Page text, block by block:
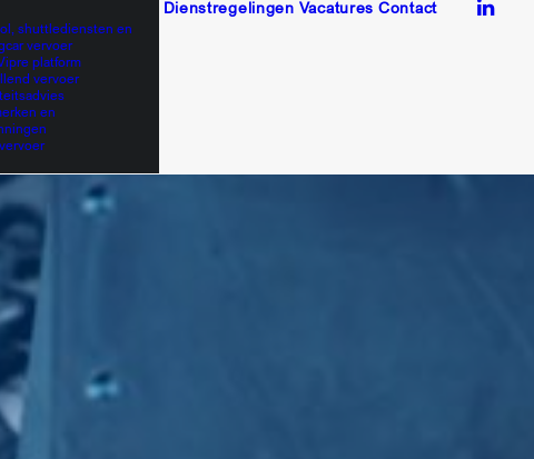
shuttlediensten en
vervoer
platform
vervoer
en
Dienstregelingen Vacatures Contact